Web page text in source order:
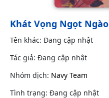
Khát Vọng Ngọt Ngào
Tên khác: Đang cập nhật
Tác giả: Đang cập nhật
Nhóm dịch: Navy Team
Tình trạng: Đang cập nhật